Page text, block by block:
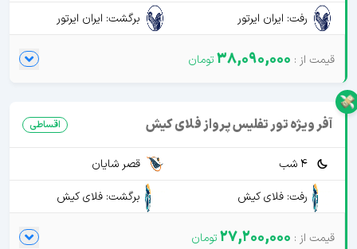
رفت: ایران ایرتور
برگشت: ایران ایرتور
38,090,000
آفر ویژه تور تفلیس پرواز فلای کیش اقساطی
4 شب
قصر شایان
رفت: فلای کیش
برگشت: فلای کیش
27,200,000